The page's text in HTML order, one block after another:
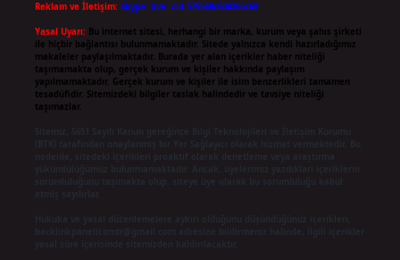
Reklam ve İletişim: Skype: live:.cid.575569c608265c69
Yasal Uyarı: Bu internet sitesi, herhangi bir marka, kurum veya şahıs şirketi
ile hiçbir bağlantısı bulunmamaktadır. Sitede yalnızca kendi hazırladığımız
makaleler paylaşılmaktadır. Burada yer alan içerikler haber niteliği
taşımamakta olup, gerçek kurum ve kişiler hakkında paylaşım
yapılmamaktadır. Gerçek kurum ve kişiler ile isim benzerlikleri tamamen
tesadüfidir. Sitemizdeki bilgiler taslak halindedir ve tavsiye niteliği
taşımazlar.
Sitemiz, 5651 Sayılı Kanun gereğince Bilgi Teknolojileri ve İletişim Kurumu
(BTK) tarafından onaylanmış bir Yer Sağlayıcı olarak hizmet vermektedir. Bu
nedenle, sitedeki içerikleri proaktif olarak denetleme veya araştırma
yükümlülüğümüz bulunmamaktadır. Ancak, üyelerimiz yazdıkları içeriklerin
Hukuka ve yasal düzenlemelere aykırı olduğunu düşündüğünüz içerikleri,